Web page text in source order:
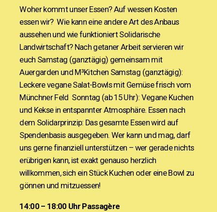
Woher kommt unser Essen? Auf wessen Kosten
essen wir? Wie kann eine andere Art des Anbaus
aussehen und wie funktioniert Solidarische
Landwirtschaft? Nach getaner Arbeit servieren wir
euch Samstag (ganztägig) gemeinsam mit
Auergarden und M³Kitchen Samstag (ganztägig):
Leckere vegane Salat-Bowls mit Gemüse frisch vom
Münchner Feld Sonntag (ab 15 Uhr): Vegane Kuchen
und Kekse in entspannter Atmosphäre. Essen nach
dem Solidarprinzip: Das gesamte Essen wird auf
Spendenbasis ausgegeben. Wer kann und mag, darf
uns gerne finanziell unterstützen – wer gerade nichts
erübrigen kann, ist exakt genauso herzlich
willkommen, sich ein Stück Kuchen oder eine Bowl zu
gönnen und mitzuessen!
14:00 – 18:00 Uhr Passagère